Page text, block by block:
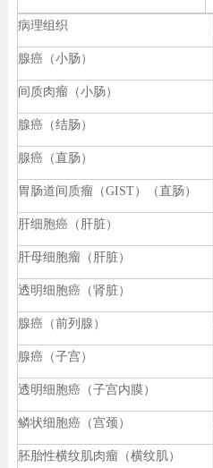
病理组织
腺癌（小肠）
间质肉瘤（小肠）
腺癌（结肠）
腺癌（直肠）
胃肠道间质瘤（GIST）（直肠）
肝细胞癌（肝脏）
肝母细胞瘤（肝脏）
透明细胞癌（肾脏）
腺癌（前列腺）
腺癌（子宫）
透明细胞癌（子宫内膜）
鳞状细胞癌（宫颈）
胚胎性横纹肌肉瘤（横纹肌）